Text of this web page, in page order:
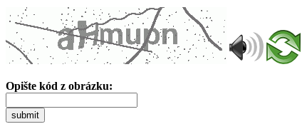
Opište kód z obrázku:
submit